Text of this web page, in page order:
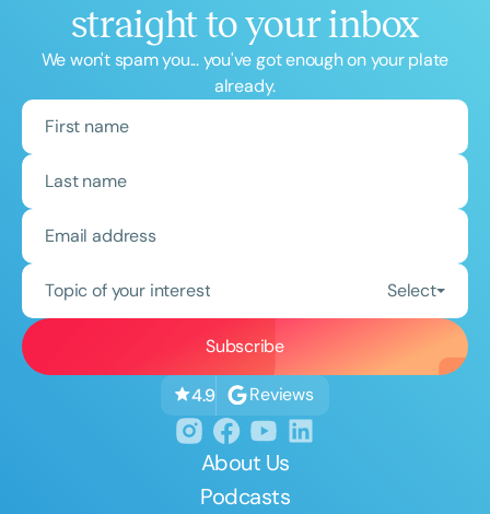
straight to your inbox
We won't spam you... you've got enough on your plate
already.
Topic of your interest Select
4.9 Reviews
About Us
Podcasts